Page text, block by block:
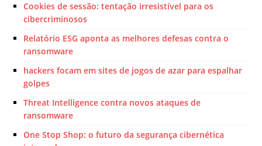
Cookies de sessão: tentação irresistível para os
cibercriminosos
Relatório ESG aponta as melhores defesas contra o
ransomware
hackers focam em sites de jogos de azar para espalhar
golpes
Threat Intelligence contra novos ataques de
ransomware
One Stop Shop: o futuro da segurança cibernética